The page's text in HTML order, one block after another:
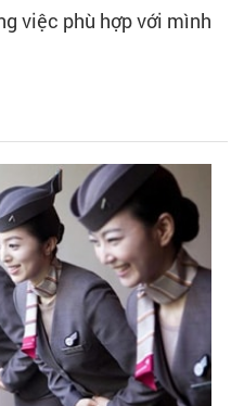
việc phù hợp với mình